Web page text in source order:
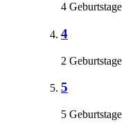
4 Geburtstage
4
2 Geburtstage
5
5 Geburtstage